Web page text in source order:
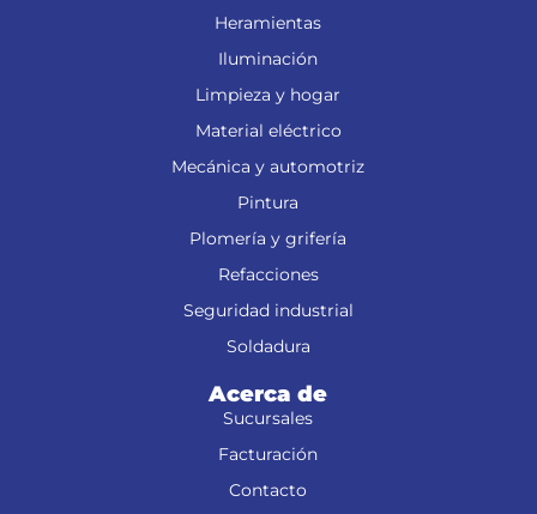
Heramientas
Iluminación
Limpieza y hogar
Material eléctrico
Mecánica y automotriz
Pintura
Plomería y grifería
Refacciones
Seguridad industrial
Soldadura
Acerca de
Sucursales
Facturación
Contacto